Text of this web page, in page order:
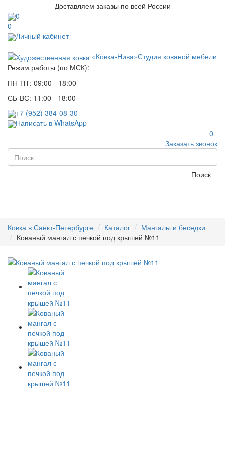
Доставляем заказы по всей России
0
0
Личный кабинет
«Ковка-Нива»Студия кованой мебели
Режим работы (по МСК):
ПН-ПТ: 09:00 - 18:00
СБ-ВС: 11:00 - 18:00
+7 (952) 384-08-30
Написать в WhatsApp
0
Заказать звонок
Поиск
Ковка в Санкт-Петербурге Каталог
Мангалы и беседки
Кованый мангал с печкой под крышей №11